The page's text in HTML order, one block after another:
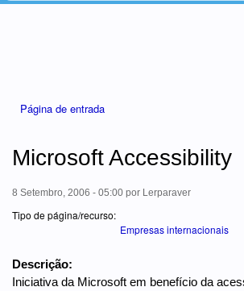
Página de entrada
Microsoft Accessibility
8 Setembro, 2006 - 05:00 por Lerparaver
Tipo de página/recurso:
Empresas internacionais
Descrição:
Iniciativa da Microsoft em benefício da